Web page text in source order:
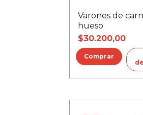
Varones de
hueso
$30.200,00